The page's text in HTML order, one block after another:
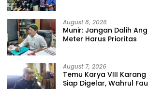
August 8, 2026
Munir: Jangan Dalih
Meter Harus Prioritas
August 7, 2026
Temu Karya VIII
Siap Digelar, Wahrul